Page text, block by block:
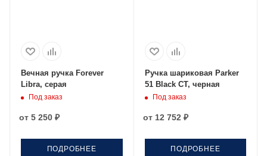
Вечная ручка Forever
Libra, серая
Под заказ
от 5 250 ₽
ПОДРОБНЕЕ
Ручка шариковая Parker
51 Black CT, черная
Под заказ
от 12 752 ₽
ПОДРОБНЕЕ